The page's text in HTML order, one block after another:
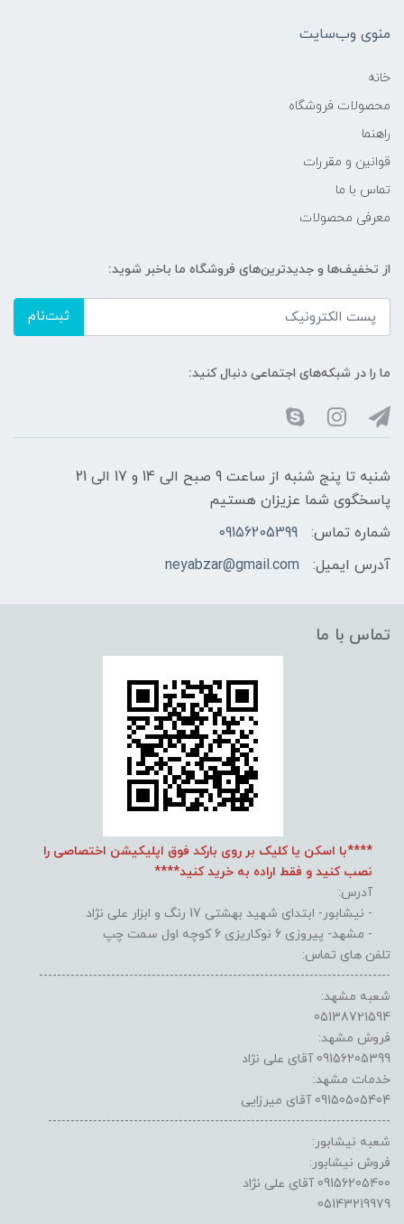
منوی وب‌سایت
خانه
محصولات فروشگاه
راهنما
قوانین و مقررات
تماس با ما
معرفی محصولات
از تخفیف‌ها و جدیدترین‌های فروشگاه ما باخبر شوید:
ثبت‌نام
ما را در شبکه‌های اجتماعی دنبال کنید:
شنبه تا پنج شنبه از ساعت 9 صبح الی 14 و 17 الی 21
پاسخگوی شما عزیزان هستیم
شماره تماس:
09156205399
آدرس ایمیل:
neyabzar@gmail.com
تماس با ما
****با اسکن یا کلیک بر روی بارکد فوق اپلیکیشن اختصاصی را
نصب کنید و فقط اراده به خرید کنید****
آدرس:
- نیشابور- ابتدای شهید بهشتی 17 رنگ و ابزار علی نژاد
- مشهد- پیروزی 6 نوکاریزی 6 کوچه اول سمت چپ
تلفن های تماس:
------------------------------------------------------------------------------
شعبه مشهد:
05138721594
فروش مشهد:
09156205399 آقای علی نژاد
خدمات مشهد:
09150505404 آقای میرزایی
----------------------------------------------------------------------------
شعبه نیشابور:
فروش نیشابور:
09156205400 آقای علی نژاد
05143219979